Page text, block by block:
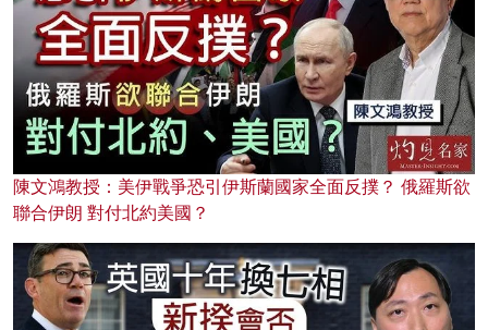
陳文鴻教授：美伊戰爭恐引伊斯蘭國家全面反撲？ 俄羅斯欲
聯合伊朗 對付北約美國？